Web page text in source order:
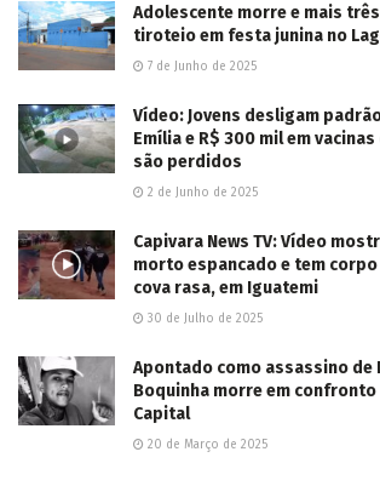
Adolescente morre e mais
tiroteio em festa junina no
7 de Junho de 2025
Vídeo: Jovens desligam
Emília e R$ 300 mil em
são perdidos
2 de Junho de 2025
Capivara News TV: Vídeo
morto espancado e tem
cova rasa, em Iguatemi
30 de Julho de 2025
Apontado como assassino de
Boquinha morre em confronto
Capital
20 de Março de 2025